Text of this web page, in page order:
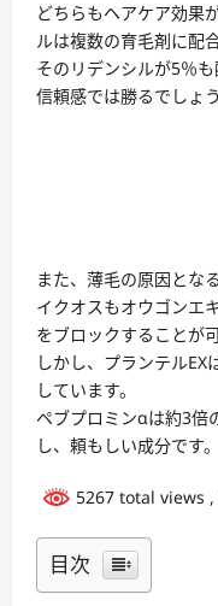
どちらもヘアケア効果
ルは複数の育毛剤に配
そのリデンシルが5％も
信頼感では勝るでしょう
また、薄毛の原因とな
イクオスもオウゴンエ
をブロックすることが
しかし、プランテル
しています。
ペブプロミンαは約3倍
し、頼もしい成分です。
5267 total views
目次